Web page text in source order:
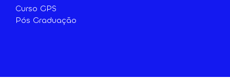
Curso GPS
Pós Graduação